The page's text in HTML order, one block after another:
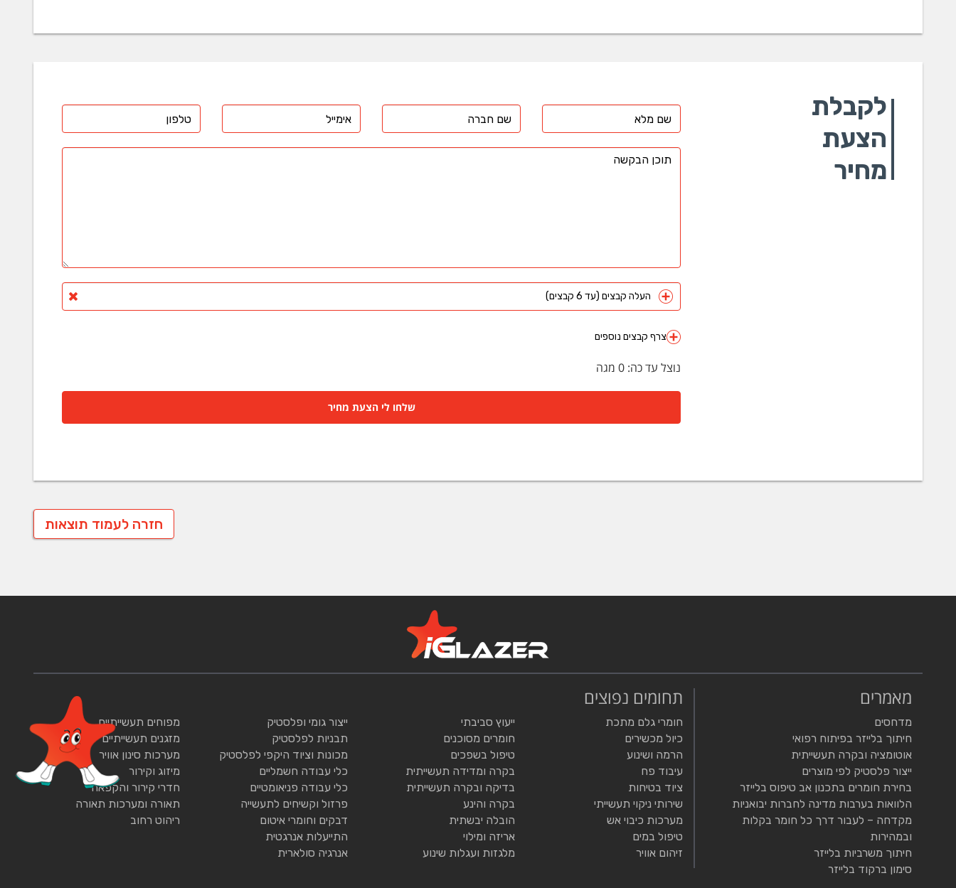
לקבלת
הצעת
מחיר
העלה קבצים (עד 6 קבצים)
צרף קבצים נוספים
נוצל עד כה: 0 מגה
שלחו לי הצעת מחיר
חזרה לעמוד תוצאות
מאמרים
מדחסים
חיתוך בלייזר בפיתוח רפואי
אוטומציה ובקרה תעשייתית
ייצור פלסטיק לפי מוצרים
בחירת חומרים בתכנון אב טיפוס בלייזר
הלוואות בערבות מדינה לחברות יבואניות
מקדחה – לעבור דרך כל חומר בקלות
ובמהירות
חיתוך משרביות בלייזר
סימון ברקוד בלייזר
תחומים נפוצים
חומרי גלם מתכת
כיול מכשירים
הרמה ושינוע
עיבוד פח
ציוד בטיחות
שירותי ניקוי תעשייתי
מערכות כיבוי אש
טיפול במים
זיהום אוויר
ייעוץ סביבתי
חומרים מסוכנים
טיפול בשפכים
בקרה ומדידה תעשייתית
בדיקה ובקרה תעשייתית
בקרה והינע
הובלה יבשתית
אריזה ומילוי
מלגזות ועגלות שינוע
ייצור גומי ופלסטיק
תבניות לפלסטיק
מכונות וציוד היקפי לפלסטיק
כלי עבודה חשמליים
כלי עבודה פניאומטיים
פרזול וקשיחים לתעשייה
דבקים וחומרי איטום
התייעלות אנרגטית
אנרגיה סולארית
מפוחים תעשייתיים
מזגנים תעשייתיים
מערכות סינון אוויר
מיזוג וקירור
חדרי קירור והקפאה
תאורה ומערכות תאורה
ריהוט רחוב